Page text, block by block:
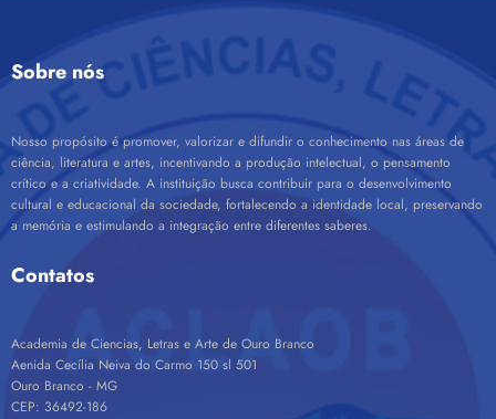
Sobre nós
Nosso propósito é promover, valorizar e difundir o conhecimento nas áreas de
ciência, literatura e artes, incentivando a produção intelectual, o pensamento
crítico e a criatividade. A instituição busca contribuir para o desenvolvimento
cultural e educacional da sociedade, fortalecendo a identidade local, preservando
a memória e estimulando a integração entre diferentes saberes.
Contatos
Academia de Ciencias, Letras e Arte de Ouro Branco
Aenida Cecília Neiva do Carmo 150 sl 501
Ouro Branco - MG
CEP: 36492-186